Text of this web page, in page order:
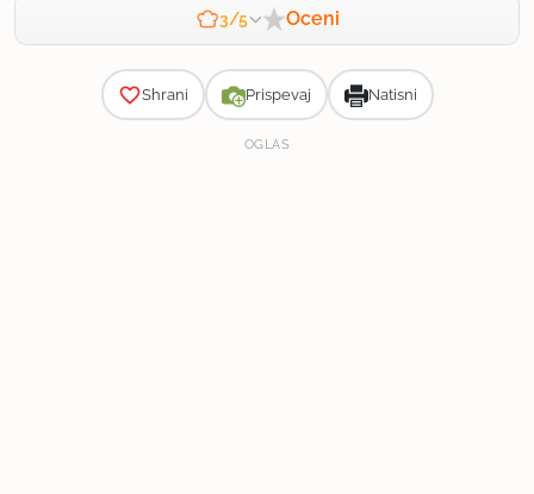
3/5 Oceni
Shrani Prispevaj Natisni
OGLAS